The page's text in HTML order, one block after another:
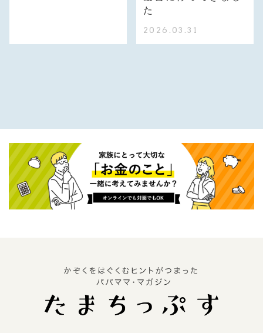
た
2026.03.31